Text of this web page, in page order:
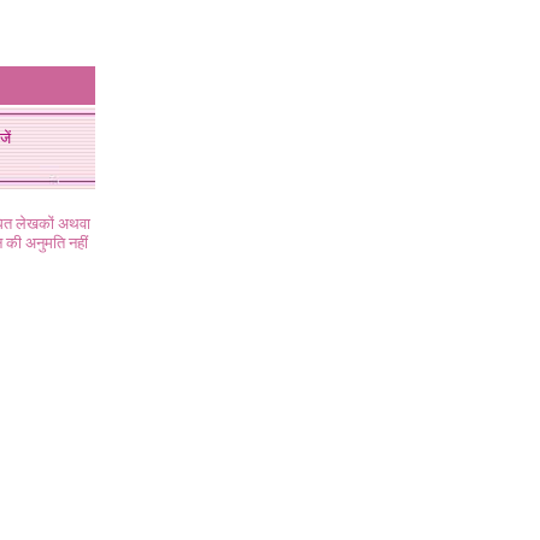
लेखकों अथवा
अनुमति नहीं